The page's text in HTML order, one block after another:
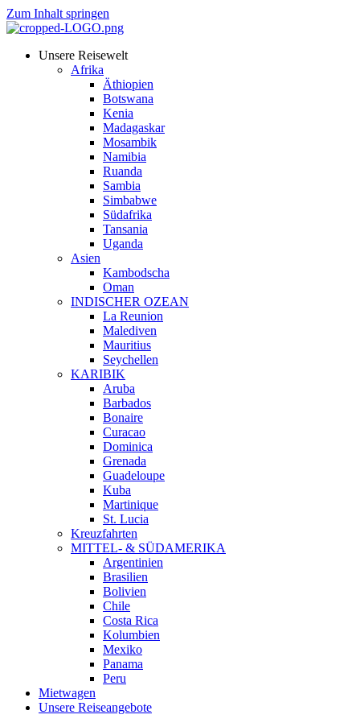
Zum Inhalt springen
Unsere Reisewelt
Afrika
Äthiopien
Botswana
Kenia
Madagaskar
Mosambik
Namibia
Ruanda
Sambia
Simbabwe
Südafrika
Tansania
Uganda
Asien
Kambodscha
Oman
INDISCHER OZEAN
La Reunion
Malediven
Mauritius
Seychellen
KARIBIK
Aruba
Barbados
Bonaire
Curacao
Dominica
Grenada
Guadeloupe
Kuba
Martinique
St. Lucia
Kreuzfahrten
MITTEL- & SÜDAMERIKA
Argentinien
Brasilien
Bolivien
Chile
Costa Rica
Kolumbien
Mexiko
Panama
Peru
Mietwagen
Unsere Reiseangebote